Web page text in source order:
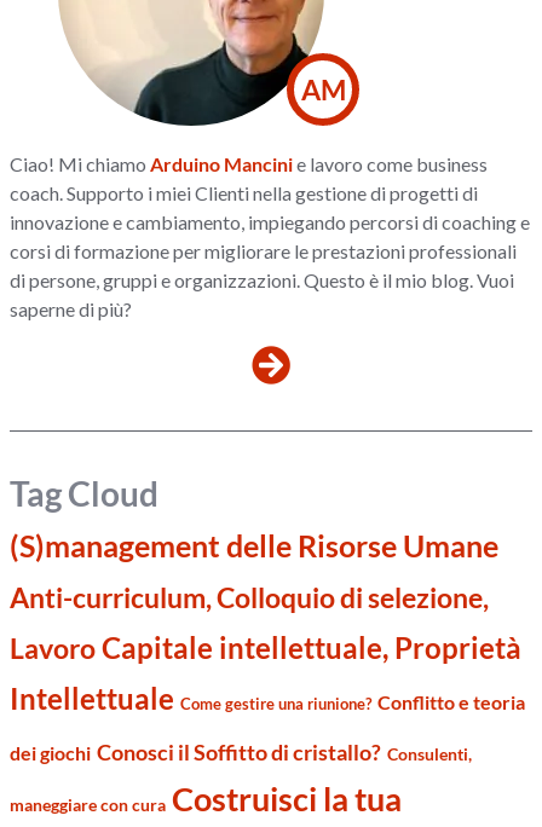
AM
Ciao! Mi chiamo Arduino Mancinie lavoro come business
coach. Supporto i miei Clienti nella gestione di progetti di
innovazione e cambiamento, impiegando percorsi di coaching e
corsi di formazione per migliorare le prestazioni professionali
di persone, gruppi e organizzazioni. Questo è il mio blog. Vuoi
saperne di più?
Tag Cloud
(S)management delle Risorse Umane
Anti-curriculum, Colloquio di selezione,
LavoroCapitale intellettuale, Proprietà
Intellettuale Come gestire una riunione? Conflitto e teoria
dei giochi Conosci il Soffitto di cristallo? Consulenti,
maneggiare con cura Costruisci la tua